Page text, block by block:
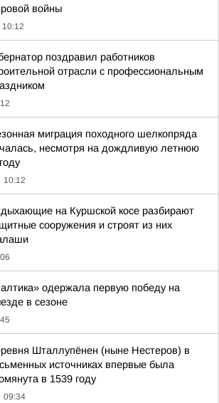
войны
10:12
поздравил работников
отрасли с профессиональным
миграция походного шелкопряда
несмотря на дождливую летнюю
10:12
на Куршской косе разбирают
сооружения и строят из них
одержала первую победу на
в сезоне
Шталлупёнен (ныне Нестеров) в
источниках впервые была
в 1539 году
09:34